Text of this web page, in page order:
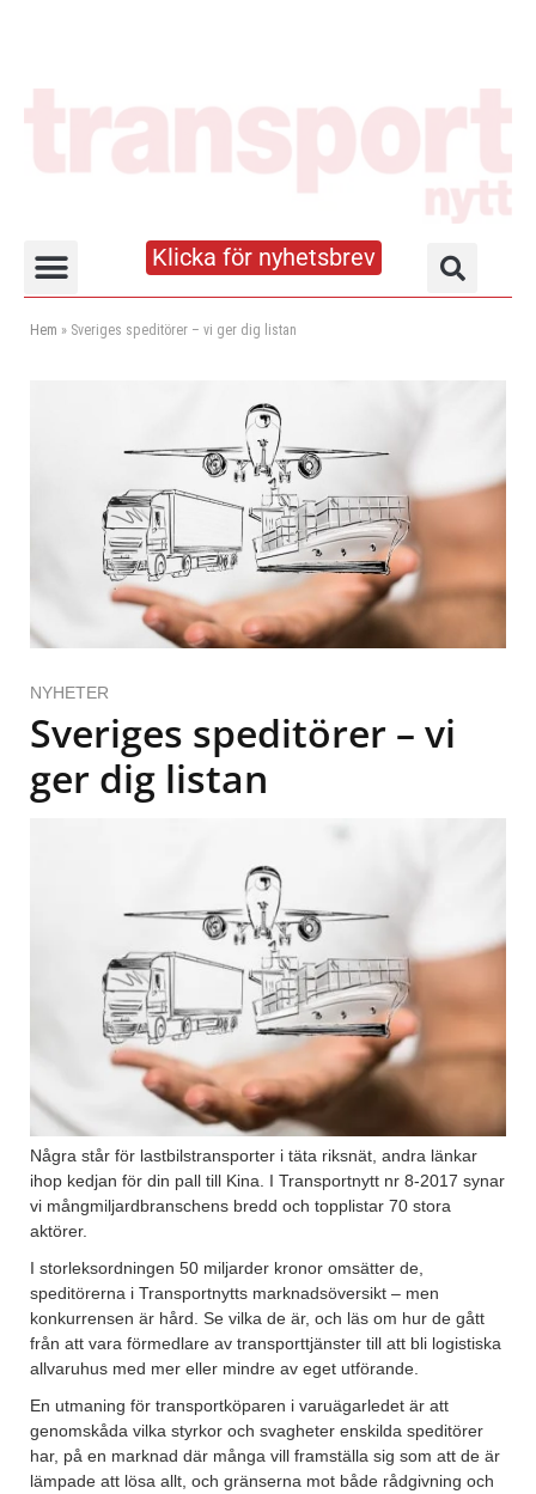
Klicka för nyhetsbrev
Hem » Sveriges speditörer – vi ger dig listan
NYHETER
Sveriges speditörer – vi
ger dig listan
Några står för lastbilstransporter i täta riksnät, andra länkar
ihop kedjan för din pall till Kina. I Transportnytt nr 8-2017 synar
vi mångmiljardbranschens bredd och topplistar 70 stora
aktörer.
I storleksordningen 50 miljarder kronor omsätter de,
speditörerna i Transportnytts marknadsöversikt – men
konkurrensen är hård. Se vilka de är, och läs om hur de gått
från att vara förmedlare av transporttjänster till att bli logistiska
allvaruhus med mer eller mindre av eget utförande.
En utmaning för transportköparen i varuägarledet är att
genomskåda vilka styrkor och svagheter enskilda speditörer
har, på en marknad där många vill framställa sig som att de är
lämpade att lösa allt, och gränserna mot både rådgivning och